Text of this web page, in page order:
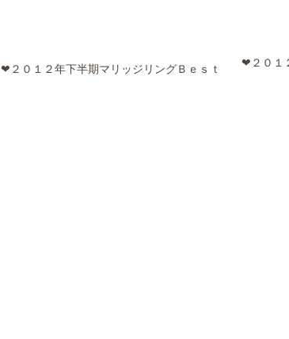
❤２０１
❤２０１２年下半期マリッジリングＢｅｓｔ